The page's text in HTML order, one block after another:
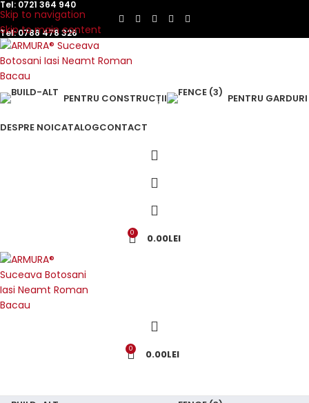
Skip to navigation
Skip to main content
Tel: 0721 364 940
Tel:0786 478 326
PENTRU CONSTRUCȚII PENTRU GARDURI
DESPRE NOICATALOGCONTACT
0 0.00LEI
0 0.00LEI